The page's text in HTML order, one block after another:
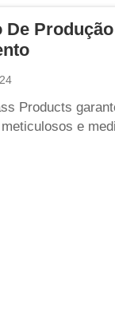
De
Products
e